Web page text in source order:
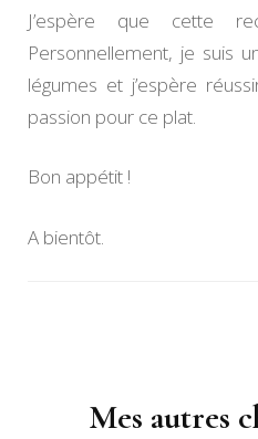
J’espère que cette
Personnellement, je suis
légumes et j’espère
passion pour ce plat.
Bon appétit !
A bientôt.
Mes autres